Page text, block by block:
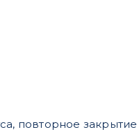
повторное закрытие